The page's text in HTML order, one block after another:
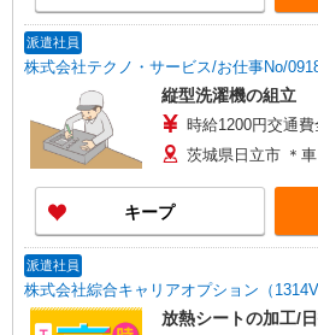
派遣社員
株式会社テクノ・サービス/お仕事No/
縦型洗濯機の組立
時給1200円交通
茨城県日立市 ＊
キープ
派遣社員
株式会社綜合キャリアオプション（
放熱シートの加工/